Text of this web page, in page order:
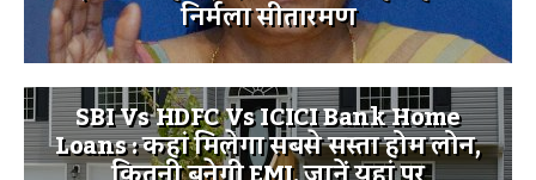
निर्मला सीतारमण
SBI Vs HDFC Vs ICICI Bank Home
Loans : कहां मिलेगा सबसे सस्ता होम लोन,